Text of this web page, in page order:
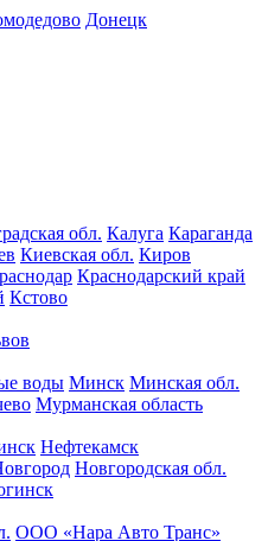
Донецк
обл. Калуга Караганда
Киевская обл. Киров
Краснодарский край
Кстово
воды Минск Минская обл.
Мурманская область
Нефтекамск
Новгородская обл.
ООО «Нара Авто Транс»